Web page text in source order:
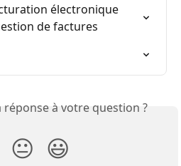
électronique
de factures
réponse à votre question ?
😐 😃